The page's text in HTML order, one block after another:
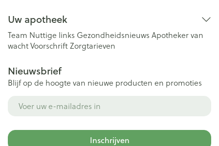
Uw apotheek
Team Nuttige links Gezondheidsnieuws Apotheker van
wachtVoorschriftZorgtarieven
Nieuwsbrief
Blijf op de hoogte van nieuwe producten en promoties
Inschrijven